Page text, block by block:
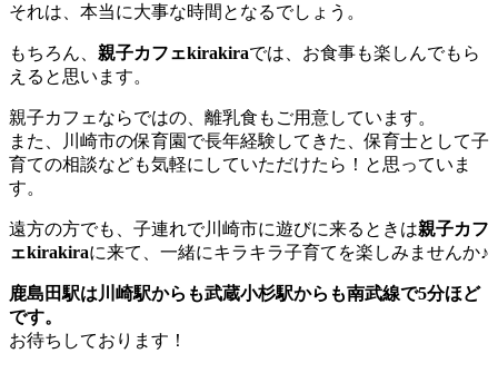
それは、本当に大事な時間となるでしょう。
もちろん、 親子カフェkirakiraでは、お食事も楽しんでもら
えると思います。
親子カフェならではの、離乳食もご用意しています。
また、川崎市の保育園で長年経験してきた、保育士として子
育ての相談なども気軽にしていただけたら！と思っていま
す。
遠方の方でも、子連れで川崎市に遊びに来るときは親子カフ
ェkirakiraに来て、一緒にキラキラ子育てを楽しみませんか♪
鹿島田駅は川崎駅からも武蔵小杉駅からも南武線で5分ほど
です。
お待ちしております！